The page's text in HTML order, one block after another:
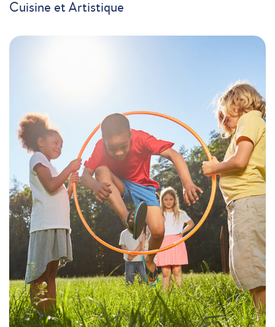
Cuisine et Artistique